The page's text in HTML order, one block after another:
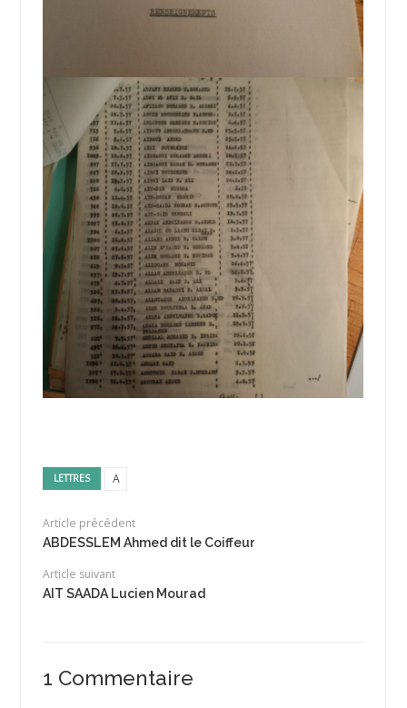
LETTRES A
Article précédent
ABDESSLEM Ahmed dit le Coiffeur
Article suivant
AIT SAADA Lucien Mourad
1 Commentaire